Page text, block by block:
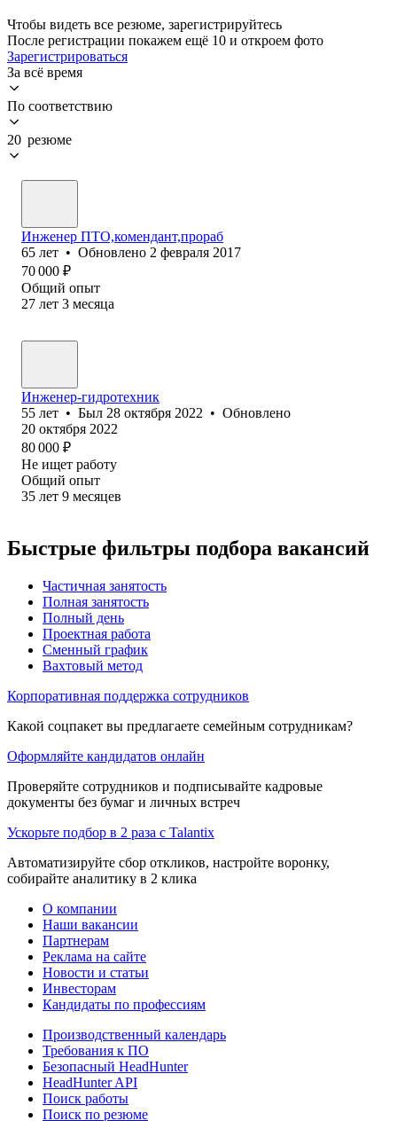
Чтобы видеть все резюме, зарегистрируйтесь
После регистрации покажем ещё 10 и откроем фото
Зарегистрироваться
За всё время
По соответствию
20 резюме
Инженер ПТО,комендант,прораб
65 лет • Обновлено 2 февраля 2017
70 000 ₽
Общий опыт
27 лет 3 месяца
Инженер-гидротехник
55 лет • Был 28 октября 2022 • Обновлено
20 октября 2022
80 000 ₽
Не ищет работу
Общий опыт
35 лет 9 месяцев
Быстрые фильтры подбора вакансий
Частичная занятость
Полная занятость
Полный день
Проектная работа
Сменный график
Вахтовый метод
Корпоративная поддержка сотрудников
Какой соцпакет вы предлагаете семейным сотрудникам?
Оформляйте кандидатов онлайн
Проверяйте сотрудников и подписывайте кадровые
документы без бумаг и личных встреч
Ускорьте подбор в 2 раза с Talantix
Автоматизируйте сбор откликов, настройте воронку,
собирайте аналитику в 2 клика
О компании
Наши вакансии
Партнерам
Реклама на сайте
Новости и статьи
Инвесторам
Кандидаты по профессиям
Производственный календарь
Требования к ПО
Безопасный HeadHunter
HeadHunter API
Поиск работы
Поиск по резюме